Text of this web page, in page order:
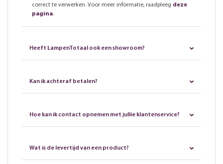
correct te verwerken. Voor meer informatie, raadpleeg deze
pagina.
Heeft LampenTotaal ook een showroom?
Kan ik achteraf betalen?
Hoe kan ik contact opnemen met jullie klantenservice?
Wat is de levertijd van een product?